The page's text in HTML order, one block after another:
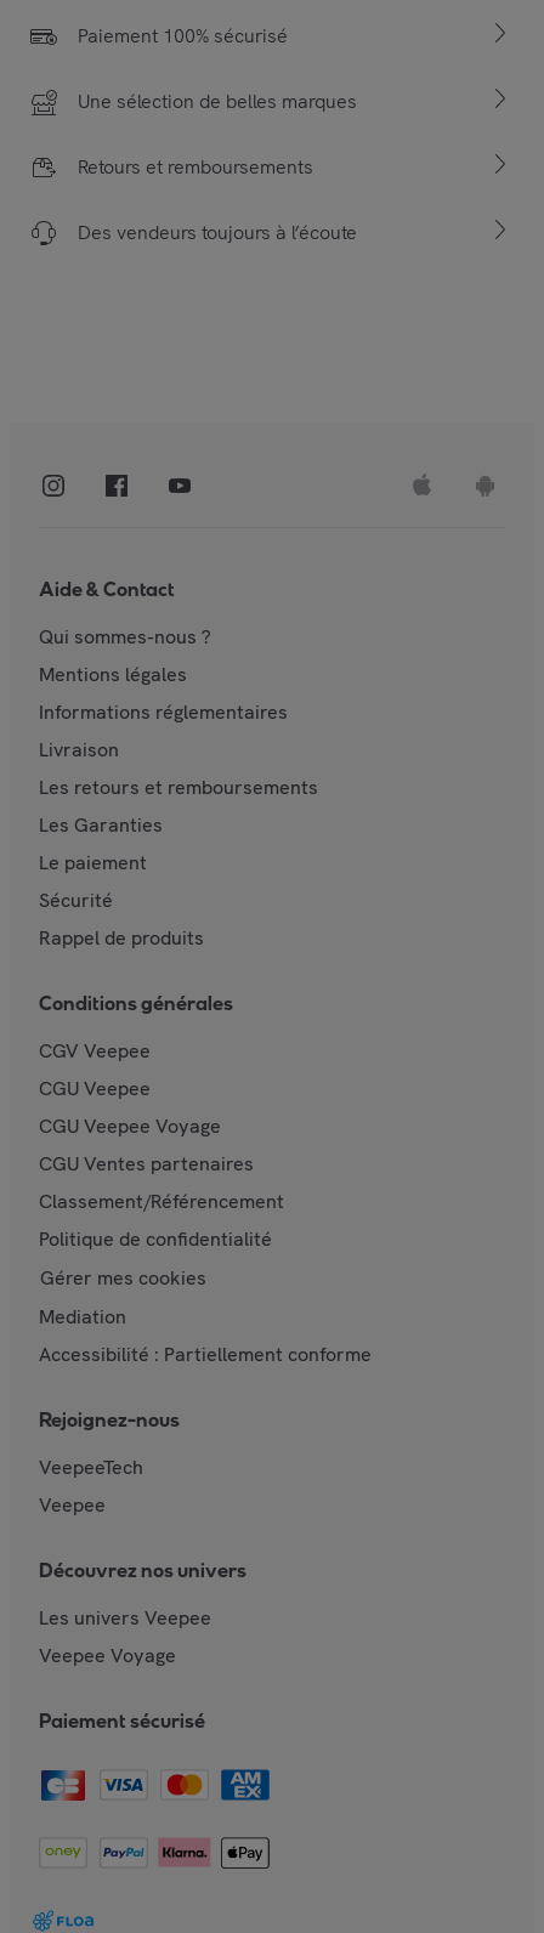
Paiement 100% sécurisé
Une sélection de belles marques
Retours et remboursements
Des vendeurs toujours à l’écoute
Aide & Contact
Qui sommes-nous ?
Mentions légales
Informations réglementaires
Livraison
Les retours et remboursements
Les Garanties
Le paiement
Sécurité
Rappel de produits
Conditions générales
CGV Veepee
CGU Veepee
CGU Veepee Voyage
CGU Ventes partenaires
Classement/Référencement
Politique de confidentialité
Gérer mes cookies
Mediation
Accessibilité : Partiellement conforme
Rejoignez-nous
VeepeeTech
Veepee
Découvrez nos univers
Les univers Veepee
Veepee Voyage
Paiement sécurisé